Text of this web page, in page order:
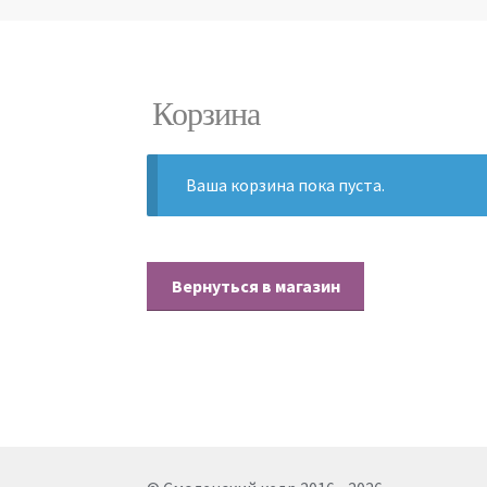
Корзина
Ваша корзина пока пуста.
Вернуться в магазин